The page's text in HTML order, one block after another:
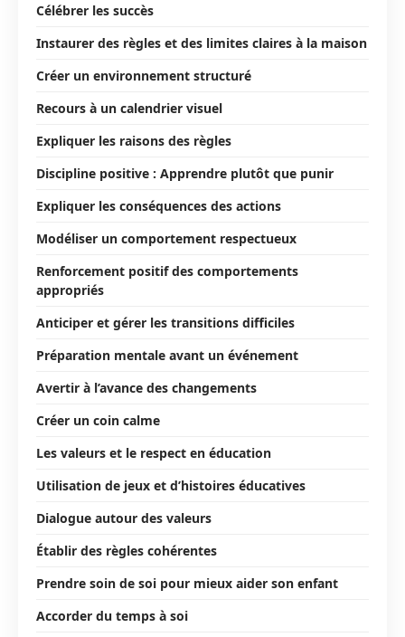
Célébrer les succès
Instaurer des règles et des limites claires à la maison
Créer un environnement structuré
Recours à un calendrier visuel
Expliquer les raisons des règles
Discipline positive : Apprendre plutôt que punir
Expliquer les conséquences des actions
Modéliser un comportement respectueux
Renforcement positif des comportements
appropriés
Anticiper et gérer les transitions difficiles
Préparation mentale avant un événement
Avertir à l’avance des changements
Créer un coin calme
Les valeurs et le respect en éducation
Utilisation de jeux et d’histoires éducatives
Dialogue autour des valeurs
Établir des règles cohérentes
Prendre soin de soi pour mieux aider son enfant
Accorder du temps à soi